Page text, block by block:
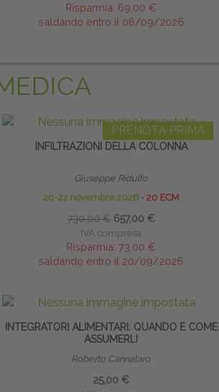
Risparmia: 69,00 €
saldando entro il 06/09/2026
PRENOTA PRIMA
INFILTRAZIONI DELLA COLONNA
Giuseppe Ridulfo
20-22 novembre 2026 ∙ 20 ECM
730,00 € 657,00 €
IVA compresa
Risparmia: 73,00 €
saldando entro il 20/09/2026
INTEGRATORI ALIMENTARI: QUANDO E COME
ASSUMERLI
Roberto Cannataro
25,00 €